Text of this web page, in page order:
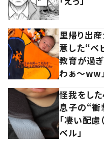
里帰り出
意した“ベ
教育が過
わぁ～ww」
怪我をし
息子の“
「凄い配慮
ベル」